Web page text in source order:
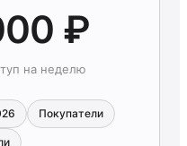
₽
на неделю
Покупатели